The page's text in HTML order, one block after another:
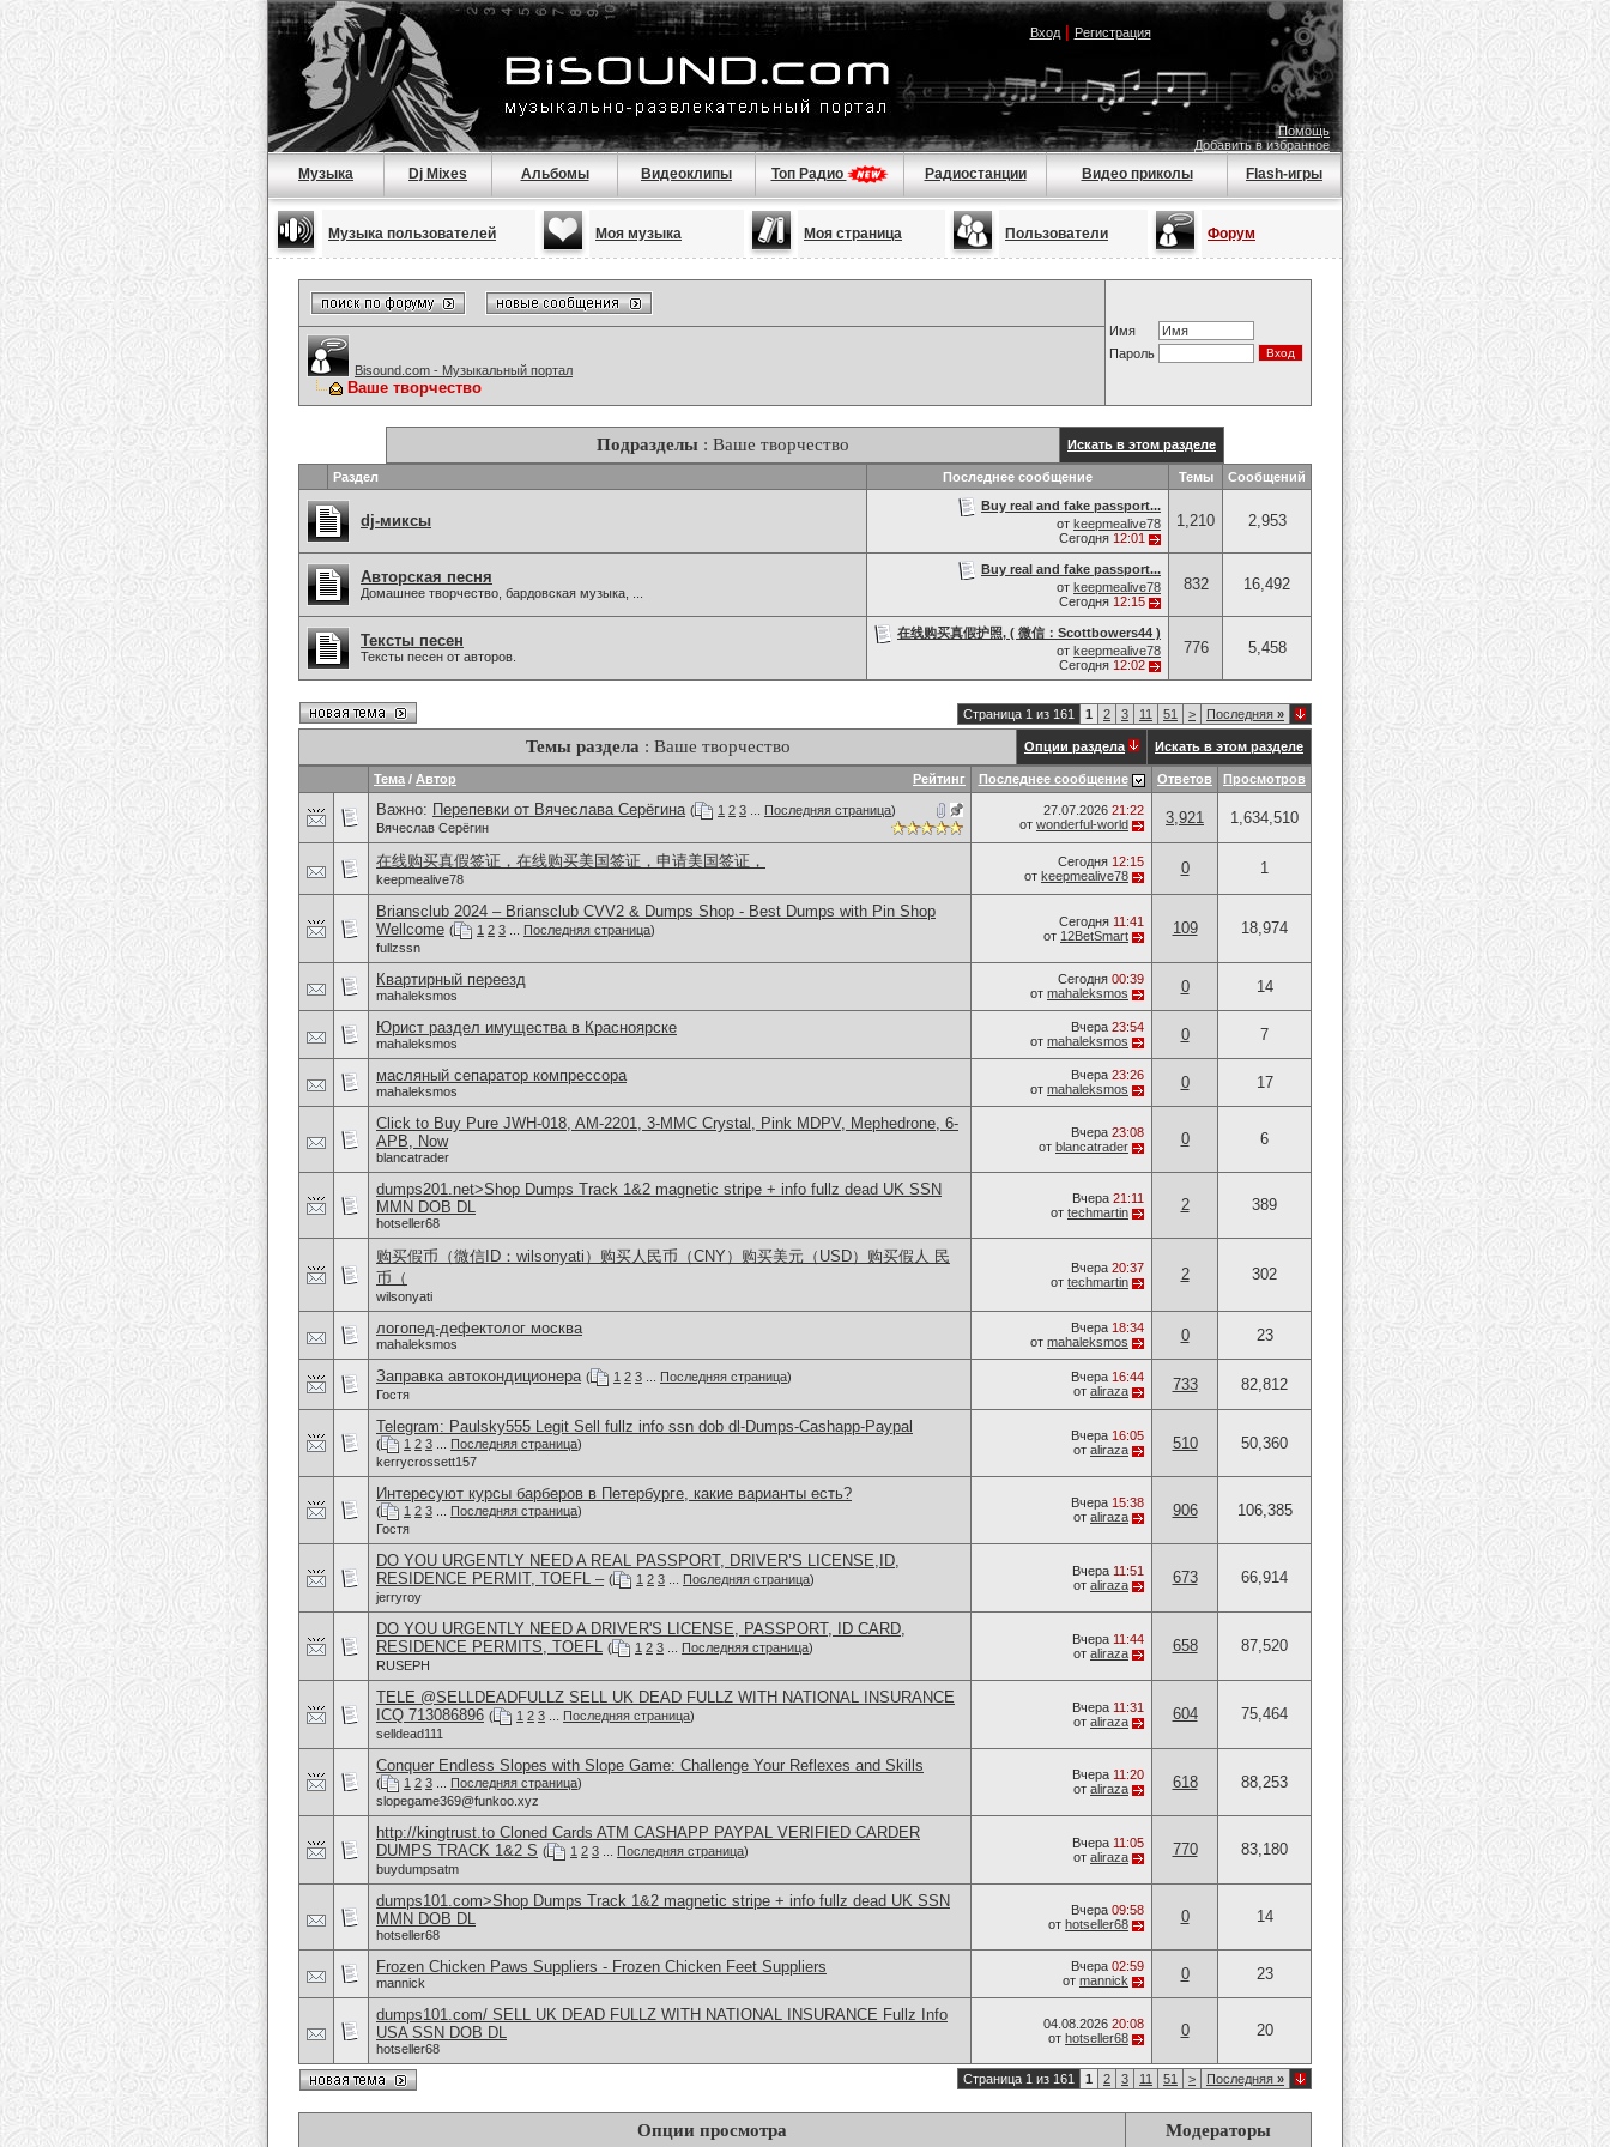
Вход| Регистрация
Помощь
Добавить в избранное
Музыка Dj Mixes Альбомы Видеоклипы Топ Радио Радиостанции Видео приколы Flash-игры
Музыка пользователей Моя музыка Моя страница Пользователи Форум
Имя
Пароль
Bisound.com - Музыкальный портал
Ваше творчество
Подразделы : Ваше творчество Искать в этом разделе
Раздел Последнее сообщение Темы Сообщений
dj-миксы
Buy real and fake passport...
от keepmealive78
Сегодня 12:01
1,210 2,953
Авторская песня
Домашнее творчество, бардовская музыка, ...
Buy real and fake passport...
от keepmealive78
Сегодня 12:15
832 16,492
Тексты песен
Тексты песен от авторов.
在线购买真假护照, ( 微信：Scottbowers44 )
от keepmealive78
Сегодня 12:02
776 5,458
Страница 1 из 161 1 2 3 11 51 > Последняя »
Темы раздела : Ваше творчество Опции раздела Искать в этом разделе
Рейтинг
Тема / Автор Последнее сообщение Ответов Просмотров
Важно: Перепевки от Вячеслава Серёгина ( 1 2 3 Последняя страница)
Вячеслав Серёгин
27.07.2026 21:22
от wonderful-world 3,921 1,634,510
在线购买真假签证，在线购买美国签证，申请美国签证，
keepmealive78
Сегодня 12:15
от keepmealive78 0 1
Briansclub 2024 – Briansclub CVV2 & Dumps Shop - Best Dumps with Pin Shop
Wellcome ( 1 2 3 Последняя страница)
fullzssn
Сегодня 11:41
от 12BetSmart 109 18,974
Квартирный переезд
mahaleksmos
Сегодня 00:39
от mahaleksmos 0 14
Юрист раздел имущества в Красноярске
mahaleksmos
Вчера 23:54
от mahaleksmos 0 7
масляный сепаратор компрессора
mahaleksmos
Вчера 23:26
от mahaleksmos 0 17
Click to Buy Pure JWH-018, AM-2201, 3-MMC Crystal, Pink MDPV, Mephedrone, 6-
APB, Now
blancatrader
Вчера 23:08
от blancatrader 0 6
dumps201.net>Shop Dumps Track 1&2 magnetic stripe + info fullz dead UK SSN
MMN DOB DL
hotseller68
Вчера 21:11
от techmartin 2 389
购买假币（微信ID：wilsonyati）购买人民币（CNY）购买美元（USD）购买假人 民
币（
wilsonyati
Вчера 20:37
от techmartin 2 302
логопед-дефектолог москва
mahaleksmos
Вчера 18:34
от mahaleksmos 0 23
Заправка автокондиционера ( 1 2 3 Последняя страница)
Гостя
Вчера 16:44
от aliraza 733 82,812
Telegram: Paulsky555 Legit Sell fullz info ssn dob dl-Dumps-Cashapp-Paypal
( 1 2 3 Последняя страница)
kerrycrossett157
Вчера 16:05
от aliraza 510 50,360
Интересуют курсы барберов в Петербурге, какие варианты есть?
( 1 2 3 Последняя страница)
Гостя
Вчера 15:38
от aliraza 906 106,385
DO YOU URGENTLY NEED A REAL PASSPORT, DRIVER’S LICENSE,ID,
RESIDENCE PERMIT, TOEFL – ( 1 2 3 Последняя страница)
jerryroy
Вчера 11:51
от aliraza 673 66,914
DO YOU URGENTLY NEED A DRIVER'S LICENSE, PASSPORT, ID CARD,
RESIDENCE PERMITS, TOEFL ( 1 2 3 Последняя страница)
RUSEPH
Вчера 11:44
от aliraza 658 87,520
TELE @SELLDEADFULLZ SELL UK DEAD FULLZ WITH NATIONAL INSURANCE
ICQ 713086896 ( 1 2 3 Последняя страница)
selldead111
Вчера 11:31
от aliraza 604 75,464
Conquer Endless Slopes with Slope Game: Challenge Your Reflexes and Skills
( 1 2 3 Последняя страница)
slopegame369@funkoo.xyz
Вчера 11:20
от aliraza 618 88,253
http://kingtrust.to Cloned Cards ATM CASHAPP PAYPAL VERIFIED CARDER
DUMPS TRACK 1&2 S ( 1 2 3 Последняя страница)
buydumpsatm
Вчера 11:05
от aliraza 770 83,180
dumps101.com>Shop Dumps Track 1&2 magnetic stripe + info fullz dead UK SSN
MMN DOB DL
hotseller68
Вчера 09:58
от hotseller68 0 14
Frozen Chicken Paws Suppliers - Frozen Chicken Feet Suppliers
mannick
Вчера 02:59
от mannick 0 23
dumps101.com/ SELL UK DEAD FULLZ WITH NATIONAL INSURANCE Fullz Info
USA SSN DOB DL
hotseller68
04.08.2026 20:08
от hotseller68 0 20
Страница 1 из 161 1 2 3 11 51 > Последняя »
Опции просмотра Модераторы